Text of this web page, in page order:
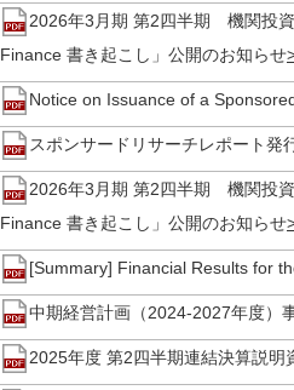
2026年3月期 第2四半期 機関投
Finance 書き起こし」公開のお知らせ
Notice on Issuance of a
スポンサードリサーチレポート発
2026年3月期 第2四半期 機関投
Finance 書き起こし」公開のお知らせ
[Summary] Financial Results for
中期経営計画（2024-2027年度）
2025年度 第2四半期連結決算説明